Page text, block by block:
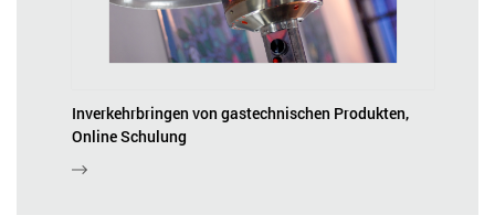
Inverkehrbringen von gastechnischen Produkten,
Online Schulung